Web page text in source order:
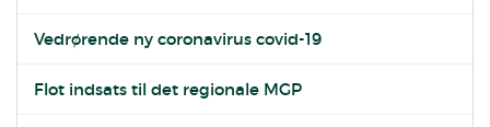
Vedrørende ny coronavirus covid-19
Flot indsats til det regionale MGP